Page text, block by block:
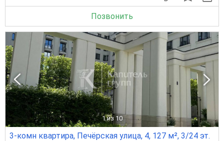
Позвонить
1 из 10
3-комн квартира, Печёрская улица, 4, 127 м², 3/24 эт.